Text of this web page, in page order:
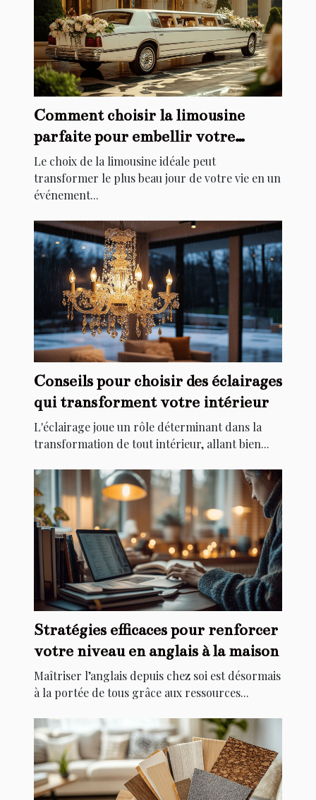
Comment choisir la limousine
parfaite pour embellir votre
mariage
Le choix de la limousine idéale peut
transformer le plus beau jour de votre vie en un
événement...
Conseils pour choisir des éclairages
qui transforment votre intérieur
L'éclairage joue un rôle déterminant dans la
transformation de tout intérieur, allant bien...
Stratégies efficaces pour renforcer
votre niveau en anglais à la maison
Maîtriser l’anglais depuis chez soi est désormais
à la portée de tous grâce aux ressources...